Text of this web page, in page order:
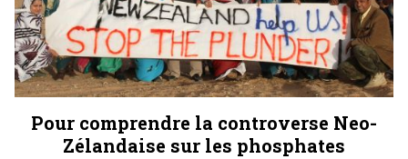
Pour comprendre la controverse Neo-
Zélandaise sur les phosphates